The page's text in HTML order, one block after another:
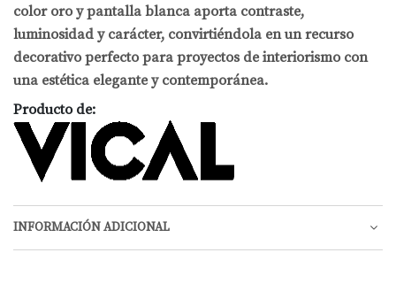
color oro y pantalla blanca aporta contraste,
luminosidad y carácter, convirtiéndola en un recurso
decorativo perfecto para proyectos de interiorismo con
una estética elegante y contemporánea.
Producto de:
INFORMACIÓN ADICIONAL